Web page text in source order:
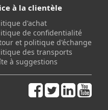
à la clientèle
d'achat
de confidentialité
et politique d'échange
des transports
à suggestions